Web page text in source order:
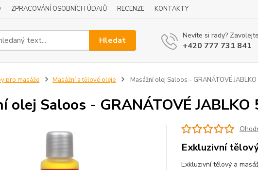
ZPRACOVÁNÍ OSOBNÍCH ÚDAJŮ RECENZE KONTAKTY
Hledat Nevíte si rady?
+420 777 731 841
pro masáže Masážní a tělové oleje Masážní olej Saloos - GRANÁTOVÉ
olej Saloos - GRANÁTOVÉ JABLKO
Exkluzivní
Exkluzivní tělový a